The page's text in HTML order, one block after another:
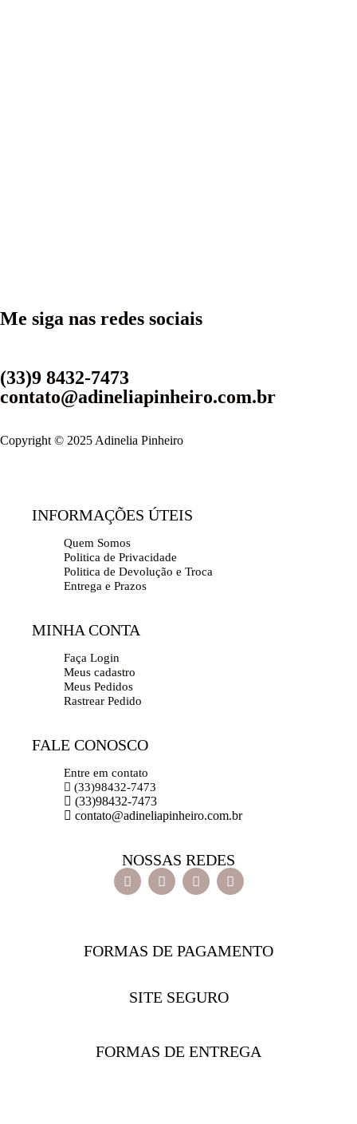
Me siga nas redes sociais
(33)9 8432-7473
contato@adineliapinheiro.com.br
Copyright © 2025 Adinelia Pinheiro
INFORMAÇÕES ÚTEIS
Quem Somos
Politica de Privacidade
Politica de Devolução e Troca
Entrega e Prazos
MINHA CONTA
Faça Login
Meus cadastro
Meus Pedidos
Rastrear Pedido
FALE CONOSCO
Entre em contato
(33)98432-7473
(33)98432-7473
contato@adineliapinheiro.com.br
NOSSAS REDES
FORMAS DE PAGAMENTO
SITE SEGURO
FORMAS DE ENTREGA